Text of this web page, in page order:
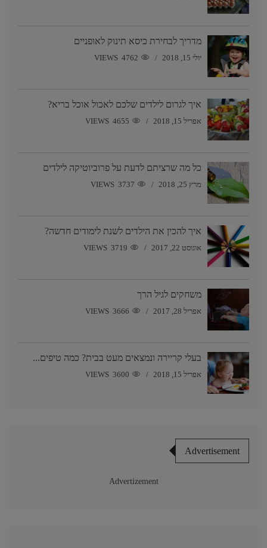
מדריך לבחירת כיסא תינוק לאופניים
יולי 15, 2018 4762 VIEWS
איך לגרום לילדים שלכם לאכול אוכל בריא?
אפריל 15, 2018 4655 VIEWS
כל מה שרציתם לדעת על פרוביוטיקה לילדים
מרץ 25, 2018 3737 VIEWS
איך להכין את הילדים לשנת לימודים חדשה?
אוגוסט 22, 2017 3719 VIEWS
משחקים לגיל הרך
אפריל 28, 2017 3666 VIEWS
בעלי קריירה ונמצאים מעט בבית? כמה טיפים...
אפריל 15, 2018 3600 VIEWS
Advertisement
Advertizement